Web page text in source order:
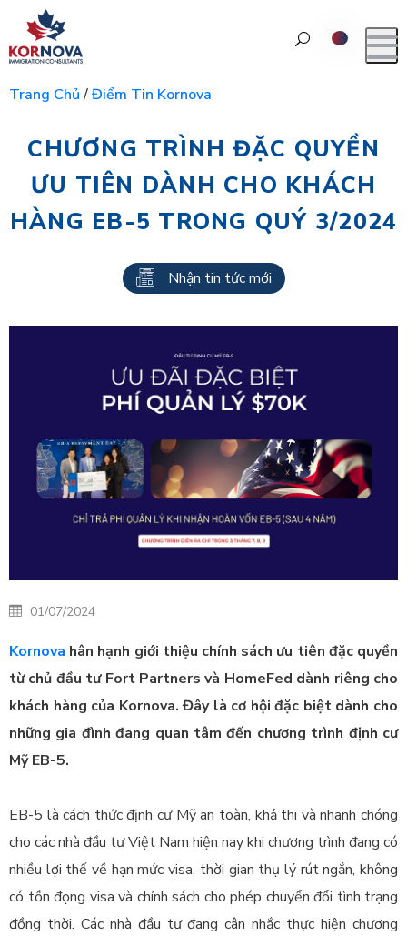
Trang Chủ/Điểm Tin Kornova
CHƯƠNG TRÌNH ĐẶC QUYỀN
ƯU TIÊN DÀNH CHO KHÁCH
HÀNG EB-5 TRONG QUÝ 3/2024
Nhận tin tức mới
01/07/2024
Kornova hân hạnh giới thiệu chính sách ưu tiên đặc quyền
từ chủ đầu tư Fort Partners và HomeFed dành riêng cho
khách hàng của Kornova. Đây là cơ hội đặc biệt dành cho
những gia đình đang quan tâm đến chương trình định cư
Mỹ EB-5.
EB-5 là cách thức định cư Mỹ an toàn, khả thi và nhanh chóng
cho các nhà đầu tư Việt Nam hiện nay khi chương trình đang có
nhiều lợi thế về hạn mức visa, thời gian thụ lý rút ngắn, không
có tồn đọng visa và chính sách cho phép chuyển đổi tình trạng
đồng thời. Các nhà đầu tư đang cân nhắc thực hiện chương